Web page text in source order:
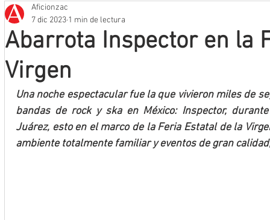
Que no se olvide
Abarrota Inspector en la
Virgen
Aficionzac
7 dic 2023 1 min de lectura
Una noche espectacular fue la que vivieron miles de
bandas de rock y ska en México: Inspector,
Juárez, esto en el marco de la Feria Estatal de la
ambiente totalmente familiar y eventos de gran